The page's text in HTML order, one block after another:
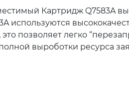
Картридж Q7583A
используются
позволяет легко
выроботки ресурса